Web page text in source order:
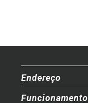
Endereço
Funcionamento